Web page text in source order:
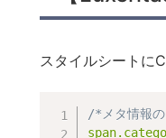
e
i
a
スタイルシートに
/*メタ情報